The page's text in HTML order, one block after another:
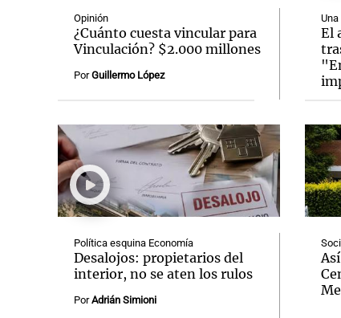
Opinión
¿Cuánto cuesta vincular para
Vinculación? $2.000 millones
PorGuillermo López
Política esquina Economía
Desalojos: propietarios del
interior, no se aten los rulos
PorAdrián Simioni
El